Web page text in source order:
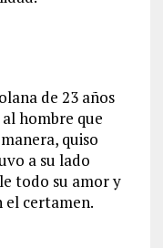
de 23 años
hombre que
quiso
a su lado
todo su amor y
el certamen.